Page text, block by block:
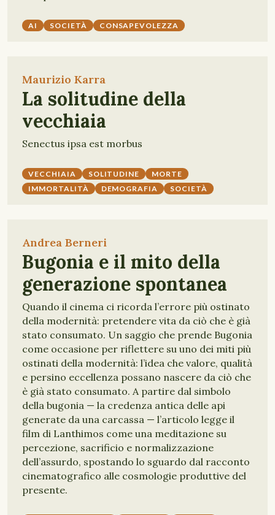
AI SOCIETÀ CONSAPEVOLEZZA
Maurizio Karra
La solitudine della
vecchiaia
Senectus ipsa est morbus
VECCHIAIA SOLITUDINE
MORTE
IMMORTALITÀ
DEMOGRAFIA SOCIETÀ
Andrea Berneri
Bugonia e il mito della
generazione spontanea
Quando il cinema ci ricorda l’errore più ostinato
della modernità: pretendere vita da ciò che è già
stato consumato. Un saggio che prende Bugonia
come occasione per riflettere su uno dei miti più
ostinati della modernità: l’idea che valore, qualità
e persino eccellenza possano nascere da ciò che
è già stato consumato. A partire dal simbolo
della bugonia — la credenza antica delle api
generate da una carcassa — l’articolo legge il
film di Lanthimos come una meditazione su
percezione, sacrificio e normalizzazione
dell’assurdo, spostando lo sguardo dal racconto
cinematografico alle cosmologie produttive del
presente.